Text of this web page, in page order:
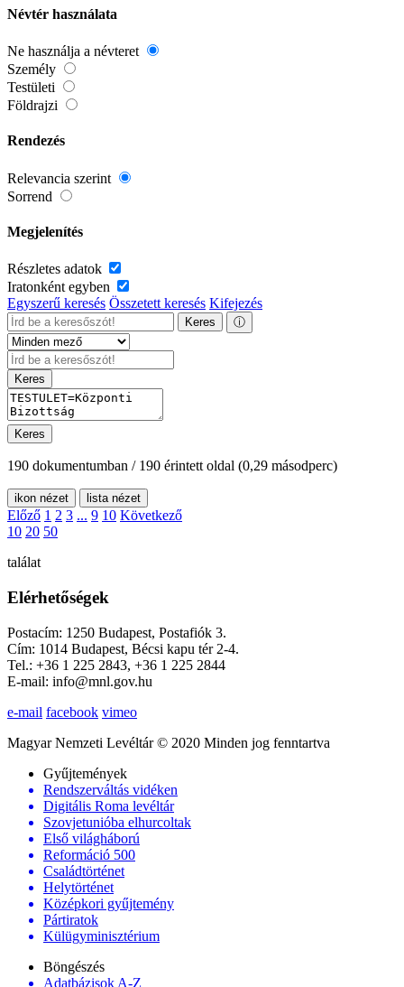
Névtér használata
Ne használja a névteret
Személy
Testületi
Földrajzi
Rendezés
Relevancia szerint
Sorrend
Megjelenítés
Részletes adatok
Iratonként egyben
Egyszerű keresés Összetett keresés Kifejezés
Keres ⓘ
Keres
Keres
190 dokumentumban / 190 érintett oldal (0,29 másodperc)
ikon nézet lista nézet
Előző 1 2 3 ... 9 10 Következő
10 20 50
találat
Elérhetőségek
Postacím: 1250 Budapest, Postafiók 3.
Cím: 1014 Budapest, Bécsi kapu tér 2-4.
Tel.: +36 1 225 2843, +36 1 225 2844
E-mail: info@mnl.gov.hu
e-mail facebook vimeo
Magyar Nemzeti Levéltár © 2020 Minden jog fenntartva
Gyűjtemények
Rendszerváltás vidéken
Digitális Roma levéltár
Szovjetunióba elhurcoltak
Első világháború
Reformáció 500
Családtörténet
Helytörténet
Középkori gyűjtemény
Pártiratok
Külügyminisztérium
Böngészés
Adatbázisok A-Z